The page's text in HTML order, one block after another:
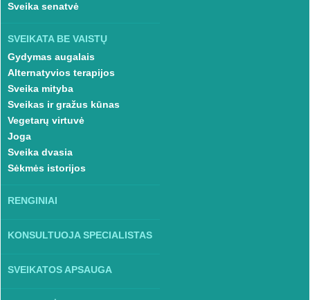
Sveika senatvė
SVEIKATA BE VAISTŲ
Gydymas augalais
Alternatyvios terapijos
Sveika mityba
Sveikas ir gražus kūnas
Vegetarų virtuvė
Joga
Sveika dvasia
Sėkmės istorijos
RENGINIAI
KONSULTUOJA SPECIALISTAS
SVEIKATOS APSAUGA